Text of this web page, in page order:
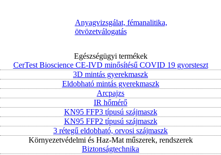
Anyagvizsgálat, fémanalitika,
ötvözetválogatás
Egészségügyi termékek
CerTest Bioscience CE-IVD minősítésű COVID 19 gyorsteszt
3D mintás gyerekmaszk
Eldobható mintás gyerekmaszk
Arcpajzs
IR hőmérő
KN95 FFP3 típusú szájmaszk
KN95 FFP2 típusú szájmaszk
3 rétegű eldobható, orvosi szájmaszk
Környezetvédelmi és Haz-Mat műszerek, rendszerek
Biztonságtechnika